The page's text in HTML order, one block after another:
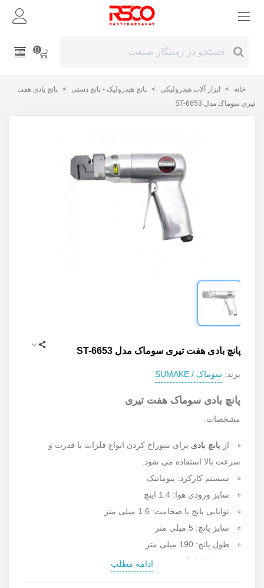
0
خانه > ابزار آلات هیدرولیکی > پانچ هیدرولیک - پانچ دستی > پانچ بادی هفت
تیری سوماک مدل ST-6653
پانچ بادی هفت تیری سوماک مدل ST-6653
برند: سوماک / SUMAKE
پانچ بادی سوماک هفت تیری
مشخصات:
از پانچ بادی برای سوراخ کردن انواع فلزات با قدرت و
سرعت بالا استفاده می شود.
سیستم کارکرد: پنوماتیک
سایز ورودی هوا: 1.4 اینچ
توانایی پانچ با ضخامت: 1.6 میلی متر
سایز پانچ: 5 میلی متر
طول پانچ: 190 میلی متر
ادامه مطلب